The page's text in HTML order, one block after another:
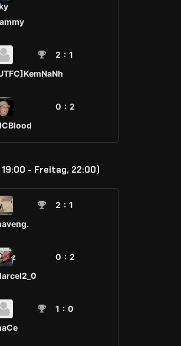
2 : 1
0 : 2
- Freitag, 22:00)
2 : 1
0 : 2
1 : 0